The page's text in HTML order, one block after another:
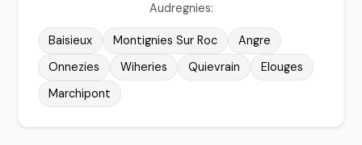
Audregnies:
Baisieux Montignies Sur Roc
Angre
Onnezies
Wiheries Quievrain
Elouges
Marchipont